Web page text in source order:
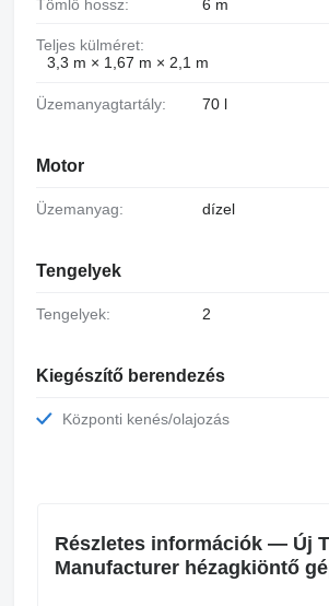
Tömlő hossz: 6 m
Teljes külméret:
3,3 m × 1,67 m × 2,1 m
Üzemanyagtartály: 70 l
Motor
Üzemanyag: dízel
Tengelyek
Tengelyek: 2
Kiegészítő berendezés
Központi kenés/olajozás
Részletes információk — Új
Manufacturer hézagkiöntő